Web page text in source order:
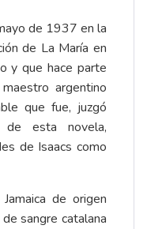
de 1937 en la
de La María en
y que hace parte
argentino
que fue, juzgó
de esta novela,
de Isaacs como
de origen
sangre catalana